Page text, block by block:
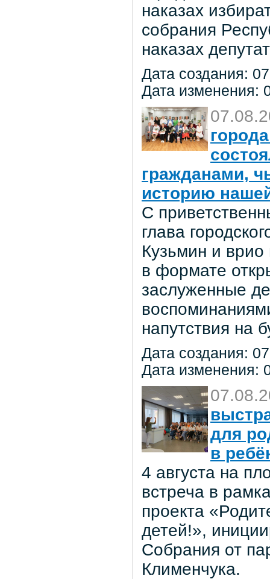
наказах
собрания
наказах
Дата создания:
Дата изменения:
гражданами,
историю
С
глава
Кузьмин и
в формате
заслуженные
напутствия на
Дата создания:
Дата изменения:
для
в
4 августа на
встреча в
проекта
детей!»,
Собрания от
Клименчука.